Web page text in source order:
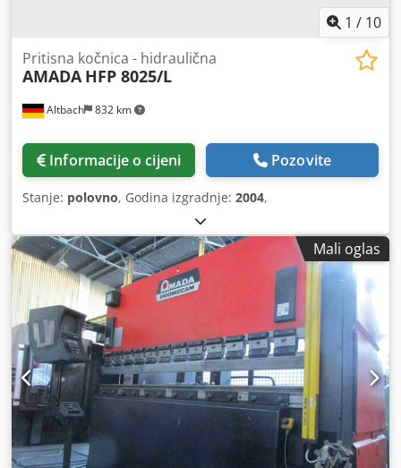
1 / 10
Altbach 832 km
Pritisna kočnica - hidraulična
AMADA HFP 8025/L
Informacije o cijeni Pozovite
Stanje: polovno, Godina izgradnje: 2004,
Mali oglas